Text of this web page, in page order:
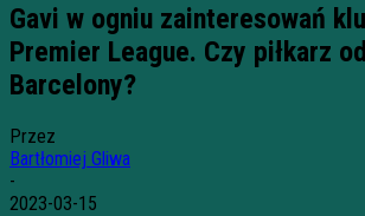
Gavi w ogniu zainteresowań
Premier League. Czy piłkarz
Barcelony?
Przez
Bartłomiej Gliwa
-
2023-03-15